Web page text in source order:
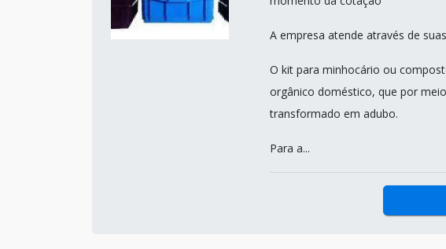
A empresa atende através de
O kit para minhocário ou
orgânico doméstico, que por
transformado em adubo.
Para a...